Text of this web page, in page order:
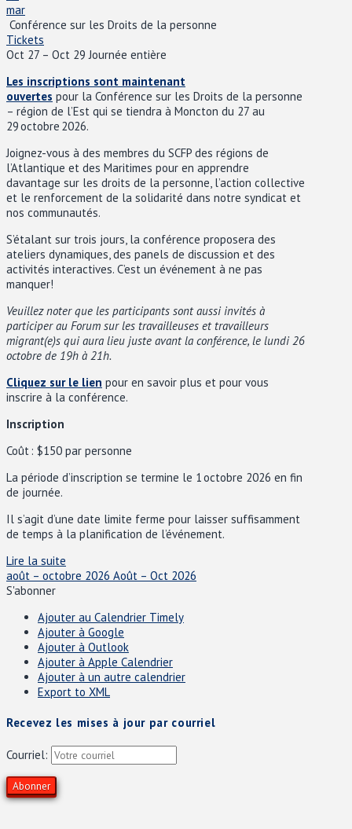
mar
Conférence sur les Droits de la personne
Tickets
Oct 27 – Oct 29Journée entière
Les inscriptions sont maintenant
ouvertes pour la Conférence sur les Droits de la personne
– région de l’Est qui se tiendra à Moncton du 27 au
29 octobre 2026.
Joignez-vous à des membres du SCFP des régions de
l’Atlantique et des Maritimes pour en apprendre
davantage sur les droits de la personne, l’action collective
et le renforcement de la solidarité dans notre syndicat et
nos communautés.
S’étalant sur trois jours, la conférence proposera des
ateliers dynamiques, des panels de discussion et des
activités interactives. C’est un événement à ne pas
manquer!
Veuillez noter que les participants sont aussi invités à
participer au Forum sur les travailleuses et travailleurs
migrant(e)s qui aura lieu juste avant la conférence, le lundi 26
octobre de 19h à 21h.
Cliquez sur le lien pour en savoir plus et pour vous
inscrire à la conférence.
Inscription
Coût : $150 par personne
La période d’inscription se termine le 1 octobre 2026 en fin
de journée.
Il s’agit d’une date limite ferme pour laisser suffisamment
de temps à la planification de l’événement.
Lire la suite
août – octobre 2026 Août – Oct 2026
S'abonner
Ajouter au Calendrier Timely
Ajouter à Google
Ajouter à Outlook
Ajouter à Apple Calendrier
Ajouter à un autre calendrier
Export to XML
Recevez les mises à jour par courriel
Courriel: